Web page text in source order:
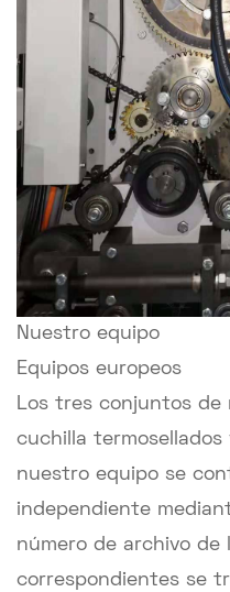
Nuestro equipo
Equipos europeos
Los tres conjuntos de
cuchilla
nuestro equipo se
independiente
número de archivo de
correspondientes se